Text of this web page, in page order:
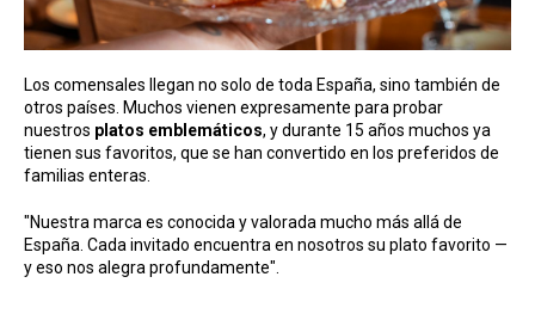
Los comensales llegan no solo de toda España, sino también de
otros países. Muchos vienen expresamente para probar
nuestros platos emblemáticos, y durante 15 años muchos ya
tienen sus favoritos, que se han convertido en los preferidos de
familias enteras.
"Nuestra marca es conocida y valorada mucho más allá de
España. Cada invitado encuentra en nosotros su plato favorito —
y eso nos alegra profundamente".